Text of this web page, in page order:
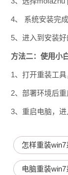
4、 系统安装完
5、进入到安装好
方法二：使用小
1、打开重装工具
2、部署环境后重
3、重启电脑，进
怎样重装win7
电脑重装